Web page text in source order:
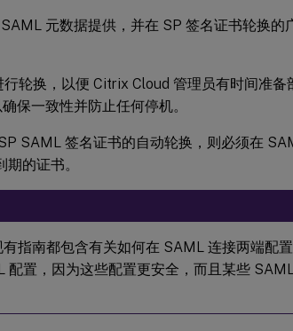
元数据提供，并在 SP 签名证书轮换的
轮换，以便 Citrix Cloud 管理员有时间准备
保一致性并防止任何停机。
SAML 签名证书的自动轮换，则必须在
的证书。
指南都包含有关如何在 SAML 连接两端配
置，因为这些配置更安全，而且某些